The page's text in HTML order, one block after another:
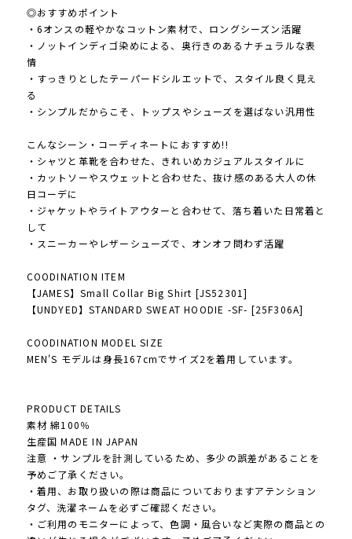
◎おすすめポイント
・6オンスの軽やかなコットン素材で、ロングシーズン活躍
・ノットインディゴ染めによる、奥行きのあるナチュラルな表
情
・すっきりとしたテーパードシルエットで、スタイル良く見え
る
・シンプルだからこそ、トップスやシューズを選ばない汎用性
こんなシーン・コーディネートにおすすめ!!
・シャツと革靴を合わせた、きれいめカジュアルスタイルに
・カットソーやスウェットと合わせた、抜け感のある大人の休
日コーデに
・ジャケットやライトアウターと合わせて、落ち着いた日常着と
して
・スニーカーやレザーシューズで、オンオフ問わず活躍
COODINATION ITEM
【JAMES】Small Collar Big Shirt [JS52301]
【UNDYED】STANDARD SWEAT HOODIE -SF- [25F306A]
COODINATION MODEL SIZE
MEN'S モデルは身長167cmでサイズ2を着用しています。
PRODUCT DETAILS
素材 綿100％
生産国 MADE IN JAPAN
注意 ・サンプルを計測しているため、多少の誤差があることを
予めご了承ください。
・着用、お取り扱いの際は商品についておりますアテンション
タグ、洗濯ネームを必ずご確認ください。
・ご利用のモニターによって、色調・風合いなど実際の商品との